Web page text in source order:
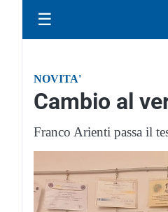
☰
NOVITA'
Cambio al
Franco Arienti passa il